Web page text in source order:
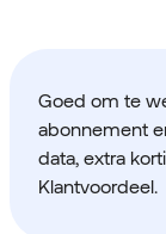
Goed om te
abonnement
data, extra
Klantvoordeel.